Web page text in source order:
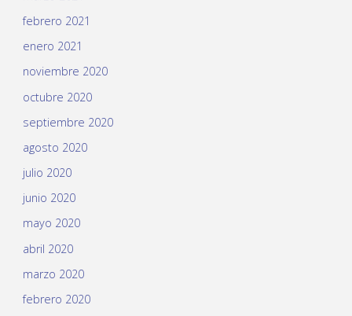
febrero 2021
enero 2021
noviembre 2020
octubre 2020
septiembre 2020
agosto 2020
julio 2020
junio 2020
mayo 2020
abril 2020
marzo 2020
febrero 2020